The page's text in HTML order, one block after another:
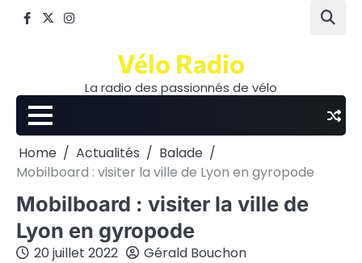
Facebook
TwitterInstagram
Vélo Radio
La radio des passionnés de vélo
Home Actualités
Balade
Mobilboard : visiter la ville de Lyon en gyropode
Mobilboard : visiter la ville de
Lyon en gyropode
20 juillet 2022 Gérald Bouchon